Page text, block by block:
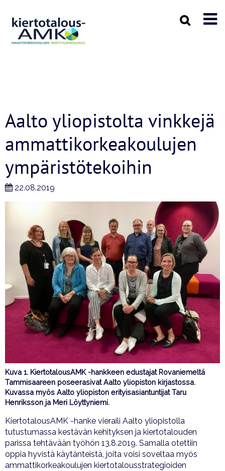
Aalto yliopistolta vinkkejä
ammattikorkeakoulujen
ympäristötekoihin
22.08.2019
Kuva 1. KiertotalousAMK -hankkeen edustajat Rovaniemeltä
Tammisaareen poseerasivat Aalto yliopiston kirjastossa.
Kuvassa myös Aalto yliopiston erityisasiantuntijat Taru
Henriksson ja Meri Löyttyniemi.
KiertotalousAMK -hanke vieraili Aalto yliopistolla
tutustumassa kestävän kehityksen ja kiertotalouden
parissa tehtävään työhön 13.8.2019. Samalla otettiin
oppia hyvistä käytänteistä, joita voisi soveltaa myös
ammattikorkeakoulujen kiertotalousstrategioiden